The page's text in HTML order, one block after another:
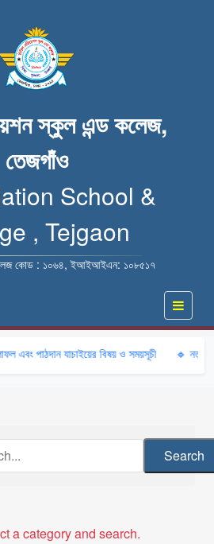
স্কুল এন্ড কলেজ,
তেজগাঁও
School &
, Tejgaon
কোড : ১০৬৪, ইআইআইএন: ১০৮৫১৭
এবং পাঠদান যাচাইয়ের বিষয় ও সময়সূচী 🔹 নতুন
Search
a category and search.